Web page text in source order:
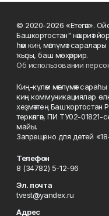
© 2020-2026 «Етегән».
Башкортостан" нәшриәт
һәм киң мәғлүмәт саралары
ҡыҙы, баш мөхәррир.
Об использовании
Киң-күләм мәғлүмәт
киң коммуникациялар
хеҙмәттең
теркәлгән, ПИ ТУ02-
майы.
Запрещено для детей
Телефон
8 (34782) 5-12-96
Эл. почта
tvest@yandex.ru
Адрес